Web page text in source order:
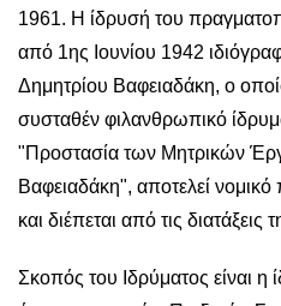
1961. Η ίδρυσή του
από 1ης Ιουνίου 1942
Δημητρίου Βαφειαδάκη, ο
συσταθέν φιλανθρωπικό
"Προστασία των Μητρικών
Βαφειαδάκη", αποτελεί
και διέπεται από τις
Σκοπός του Ιδρύματος είναι η